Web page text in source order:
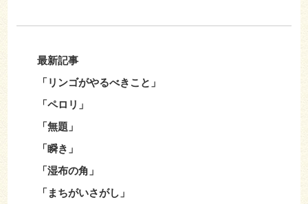
最新記事
「リンゴがやるべきこと」
「ペロリ」
「無題」
「瞬き」
「湿布の角」
「まちがいさがし」